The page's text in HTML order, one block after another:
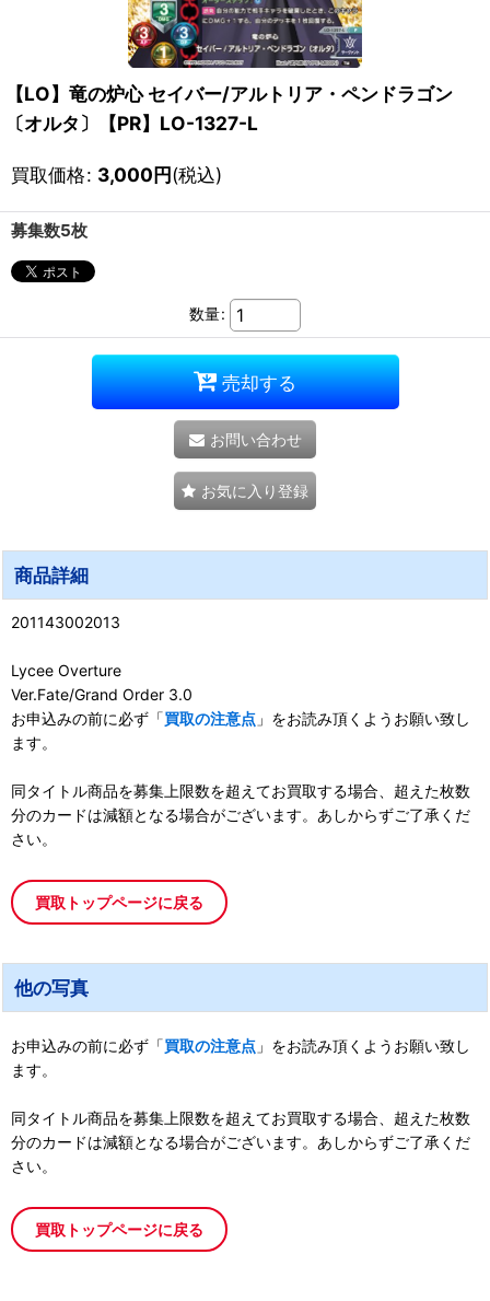
【LO】竜の炉心 セイバー/アルトリア・ペンドラゴン
〔オルタ〕【PR】LO-1327-L
買取価格: 3,000円(税込)
募集数5枚
数量:
売却する
お問い合わせ
お気に入り登録
商品詳細
201143002013
Lycee Overture
Ver.Fate/Grand Order 3.0
お申込みの前に必ず「買取の注意点 」をお読み頂くようお願い致し
ます。
同タイトル商品を募集上限数を超えてお買取する場合、超えた枚数
分のカードは減額となる場合がございます。あしからずご了承くだ
さい。
買取トップページに戻る
他の写真
お申込みの前に必ず「買取の注意点 」をお読み頂くようお願い致し
ます。
同タイトル商品を募集上限数を超えてお買取する場合、超えた枚数
分のカードは減額となる場合がございます。あしからずご了承くだ
さい。
買取トップページに戻る